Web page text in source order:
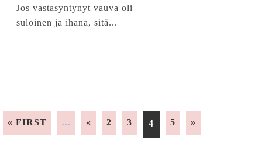
Jos vastasyntynyt vauva oli
suloinen ja ihana, sitä...
« FIRST ... « 2 3 4 5 »